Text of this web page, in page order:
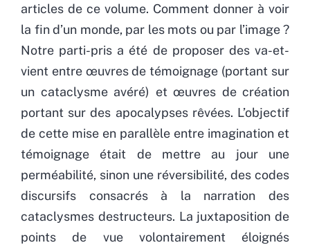
articles de ce volume. Comment donner à voir
la fin d’un monde, par les mots ou par l’image ?
Notre parti-pris a été de proposer des va-et-
vient entre œuvres de témoignage (portant sur
un cataclysme avéré) et œuvres de création
portant sur des apocalypses rêvées. L’objectif
de cette mise en parallèle entre imagination et
témoignage était de mettre au jour une
perméabilité, sinon une réversibilité, des codes
discursifs consacrés à la narration des
cataclysmes destructeurs. La juxtaposition de
points de vue volontairement éloignés